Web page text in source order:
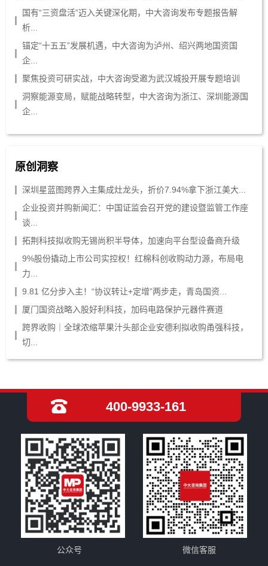
国有“三资盘活”迈入关键深化期，中大咨询发布专题报告解
析...
锚定“十五五”发展机遇，中大咨询为泸州、绍兴两地国资国
企...
聚焦投资可研实战，中大咨询受邀为武汉城投开展专题培训
洞察能源变局，赋能战略转型，中大咨询为浙江、深圳能源国
企...
原创洞察
深圳星蓝图跨界入主集成灶龙头，折价7.94%拿下浙江美大...
企业投资并购新闻汇：中国证监会召开党的建设暨监管工作座
谈...
拓荆科技拟收购无锡尚积半导体，加速向平台型设备商升级
9%股份撬动上市公司实控权！红棉科创收购动力源，布局电
力...
9.81 亿分步入主！“协议转让+定增”两步走，青岛国资...
厦门国资战略入股好利科技，加码电路保护元器件赛道
跨界收购｜全球浓缩苹果汁头部企业安德利拟收购甬强科技，
切...
400-9933-161
公众号 微信客服